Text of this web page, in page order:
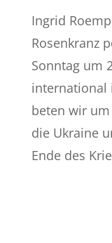
Ingrid
Rosenkranz
Sonntag um
international
beten wir
die Ukraine
Ende des